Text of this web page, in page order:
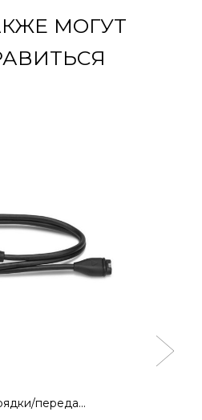
МОГУТ
переда...